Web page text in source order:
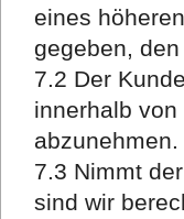
eines
gegeben,
7.2 Der
innerhalb
abzunehmen.
7.3 Nimmt
sind wir